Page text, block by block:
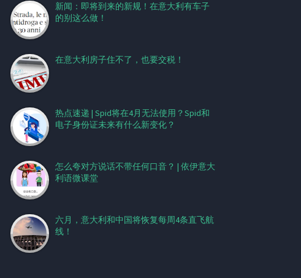
新闻：即将到来的新规！在意大利有车子
的别这么做！
在意大利房子住不了，也要交税！
热点速递 | Spid将在4月无法使用？Spid和
电子身份证未来有什么新变化？
怎么夸对方说话不带任何口音？ | 依伊意大
利语微课堂
六月，意大利和中国将恢复每周4条直飞航
线！